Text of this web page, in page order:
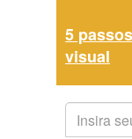
5
visual